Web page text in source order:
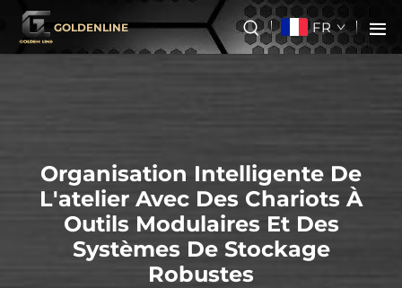
GOLDENLINE FR
Organisation Intelligente De
L'atelier Avec Des Chariots À
Outils Modulaires Et Des
Systèmes De Stockage
Robustes